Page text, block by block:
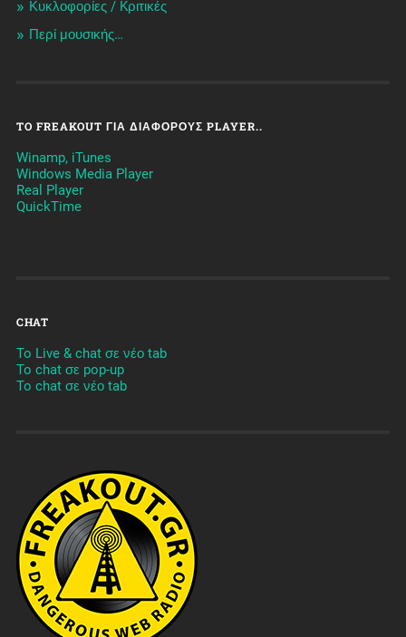
Κυκλοφορίες / Kριτικές
Περί μουσικής…
TO FREAKOUT ΓΙΑ ΔΙΆΦΟΡΟΥΣ PLAYER..
Winamp, iTunes
Windows Media Player
Real Player
QuickTime
CHAT
To Live & chat σε νέο tab
To chat σε pop-up
To chat σε νέο tab